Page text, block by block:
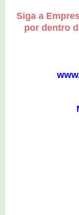
Siga a
por dentro